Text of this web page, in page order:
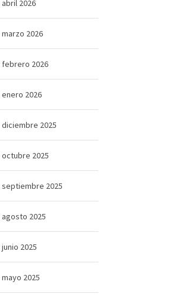
abril 2026
marzo 2026
febrero 2026
enero 2026
diciembre 2025
octubre 2025
septiembre 2025
agosto 2025
junio 2025
mayo 2025